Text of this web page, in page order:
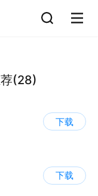
(28)
下载
下载